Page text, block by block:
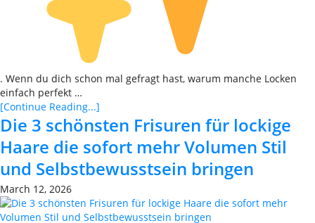
. Wenn du dich schon mal gefragt hast, warum manche Locken
einfach perfekt …
[Continue Reading...]
Die 3 schönsten Frisuren für lockige
Haare die sofort mehr Volumen Stil
und Selbstbewusstsein bringen
March 12, 2026